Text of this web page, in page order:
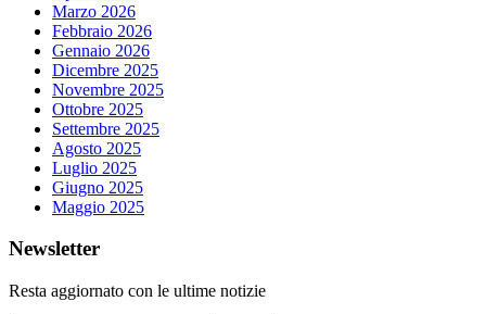
Marzo 2026
Febbraio 2026
Gennaio 2026
Dicembre 2025
Novembre 2025
Ottobre 2025
Settembre 2025
Agosto 2025
Luglio 2025
Giugno 2025
Maggio 2025
Newsletter
Resta aggiornato con le ultime notizie